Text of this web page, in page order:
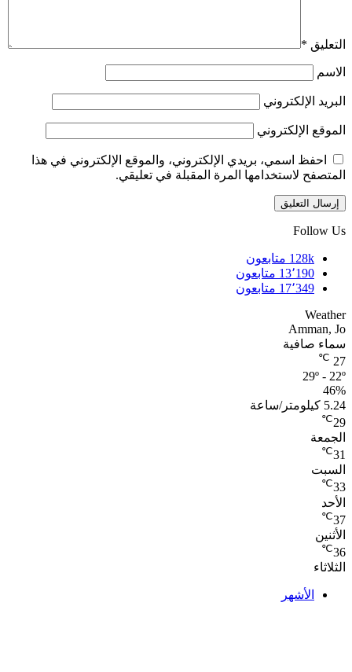
التعليق *
الاسم
البريد الإلكتروني
الموقع الإلكتروني
احفظ اسمي، بريدي الإلكتروني، والموقع الإلكتروني في هذا
المتصفح لاستخدامها المرة المقبلة في تعليقي.
Follow Us
128k متابعون
13٬190 متابعون
17٬349 متابعون
Weather
Amman, Jo
سماء صافية
27
℃
29º - 22º
46%
5.24 كيلومتر/ساعة
29
℃
الجمعة
31
℃
السبت
33
℃
الأحد
37
℃
الأثنين
36
℃
الثلاثاء
الأشهر